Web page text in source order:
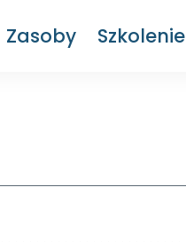
Zasoby Szkolenie